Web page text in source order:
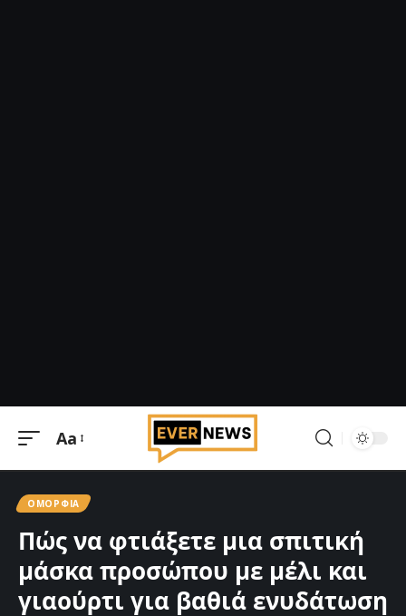
Μεγέθυνση
Aa
ΟΜΟΡΦΙΆ
Πώς να φτιάξετε μια σπιτική
μάσκα προσώπου με μέλι και
γιαούρτι για βαθιά ενυδάτωση